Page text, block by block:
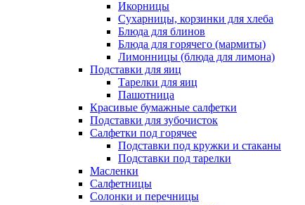
Икорницы
Сухарницы, корзинки для хлеба
Блюда для блинов
Блюда для горячего (мармиты)
Лимонницы (блюда для лимона)
Подставки для яиц
Тарелки для яиц
Пашотница
Красивые бумажные салфетки
Подставки для зубочисток
Салфетки под горячее
Подставки под кружки и стаканы
Подставки под тарелки
Масленки
Салфетницы
Солонки и перечницы